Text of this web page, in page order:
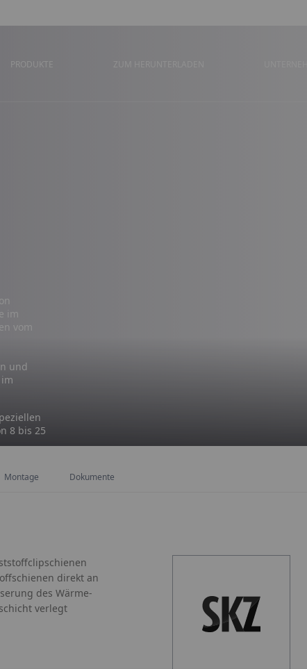
PRODUKTE
im
vom
und
8 bis 25
Montage Dokumente
direkt an
des Wärme-
verlegt